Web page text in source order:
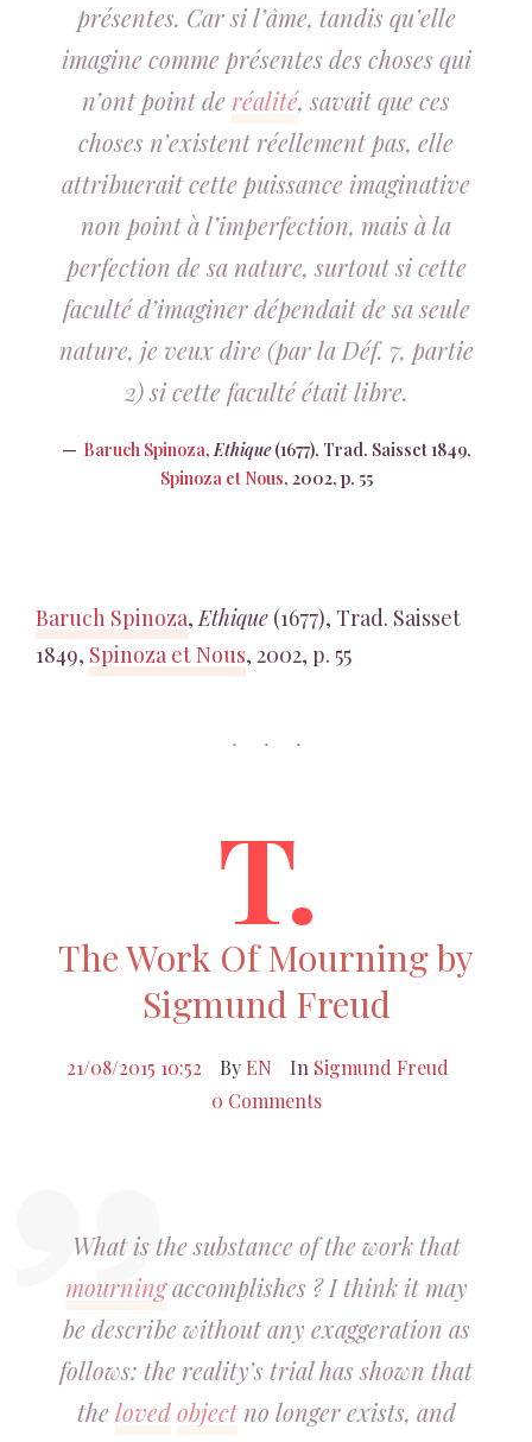
présentes. Car si l’âme, tandis qu’elle
imagine comme présentes des choses qui
n’ont point deréalité, savait que ces
choses n’existent réellement pas, elle
attribuerait cette puissance imaginative
non point à l’imperfection, mais à la
perfection de sa nature, surtout si cette
faculté d’imaginer dépendait de sa seule
nature, je veux dire (par la Déf. 7, partie
2) si cette faculté était libre.
Baruch Spinoza,Ethique(1677), Trad. Saisset 1849,
Spinoza et Nous, 2002, p. 55
Baruch Spinoza,Ethique (1677), Trad. Saisset
1849, Spinoza et Nous, 2002, p. 55
T.
The Work Of Mourning by
Sigmund Freud
21/08/2015 10:52 By EN In Sigmund Freud
0 Comments
What is the substance of the work that
mourningaccomplishes ? I think it may
be describe without any exaggeration as
follows: the reality’s trial has shown that
theloved objectno longer exists, and